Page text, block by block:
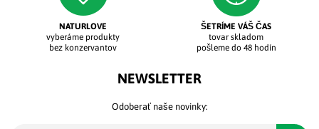
NATURLOVE
vyberáme produkty
bez konzervantov
ŠETRÍME VÁŠ ČAS
tovar skladom
pošleme do 48 hodín
NEWSLETTER
Odoberať naše novinky: